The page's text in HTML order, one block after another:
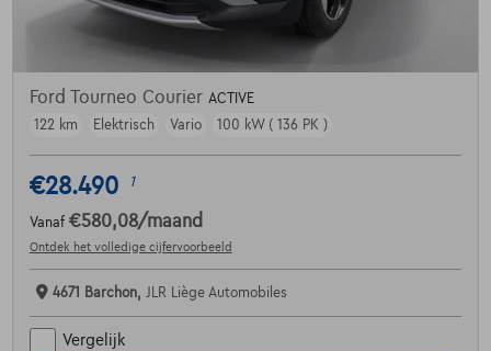
Ford Tourneo Courier ACTIVE
122 km
Elektrisch Vario 100 kW ( 136 PK )
€28.490 1
Vanaf €580,08/maand
Ontdek het volledige cijfervoorbeeld
4671 Barchon, JLR Liège Automobiles
Vergelijk